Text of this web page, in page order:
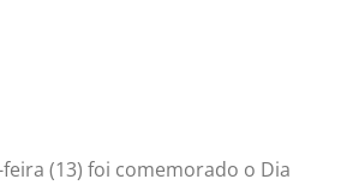
(13) foi comemorado o Dia